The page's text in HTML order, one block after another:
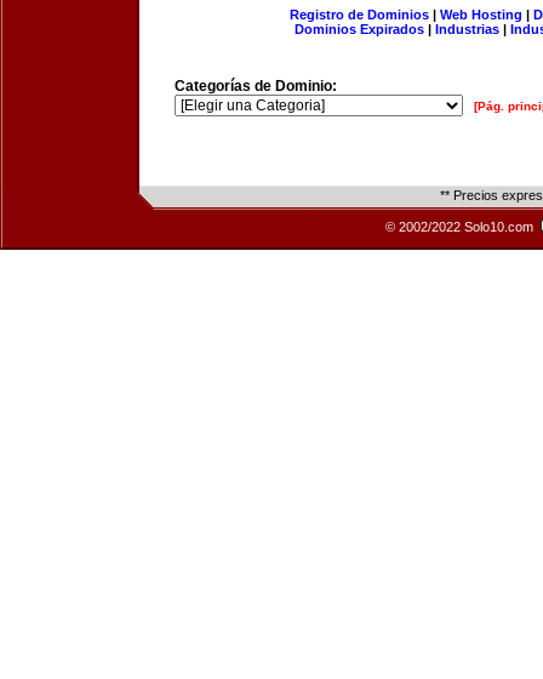
Registro de Dominios| Web Hosting |
Dominios Expirados | Industrias |
Categorías de Dominio:
[Pág.
** Precios
© 2002/2022 Solo10.com